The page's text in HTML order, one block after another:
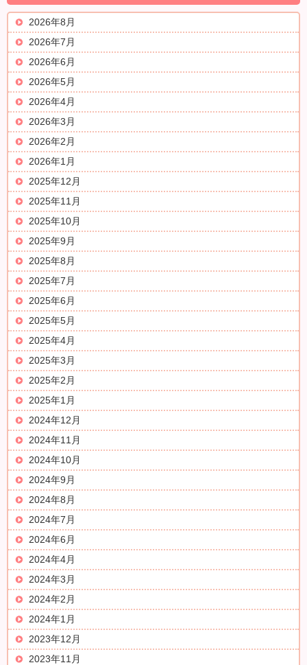
2026年8月
2026年7月
2026年6月
2026年5月
2026年4月
2026年3月
2026年2月
2026年1月
2025年12月
2025年11月
2025年10月
2025年9月
2025年8月
2025年7月
2025年6月
2025年5月
2025年4月
2025年3月
2025年2月
2025年1月
2024年12月
2024年11月
2024年10月
2024年9月
2024年8月
2024年7月
2024年6月
2024年4月
2024年3月
2024年2月
2024年1月
2023年12月
2023年11月